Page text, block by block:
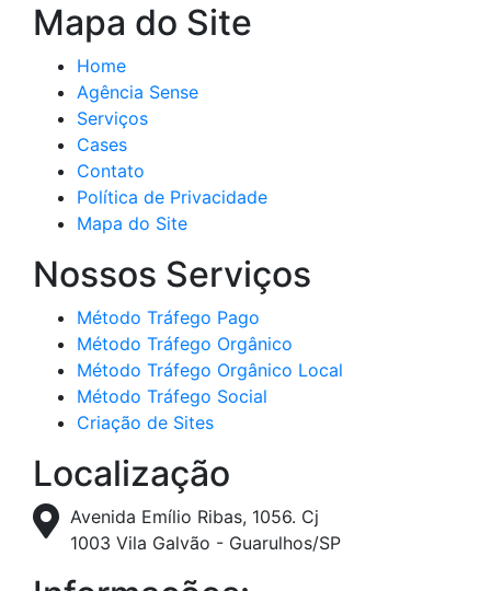
Mapa do Site
Home
Agência Sense
Serviços
Cases
Contato
Política de Privacidade
Mapa do Site
Nossos Serviços
Método Tráfego Pago
Método Tráfego Orgânico
Método Tráfego Orgânico Local
Método Tráfego Social
Criação de Sites
Localização
Avenida Emílio Ribas, 1056. Cj
1003 Vila Galvão - Guarulhos/SP